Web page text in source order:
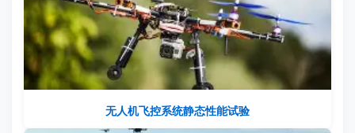
无人机飞控系统静态性能试验